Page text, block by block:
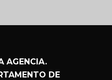
AGENCIA.
DE